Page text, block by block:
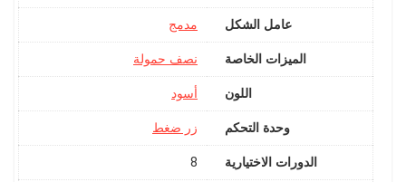
عامل الشكل
الميزات الخاصة
اللون أسود
وحدة التحكم
الدورات الاختيارية ‎8